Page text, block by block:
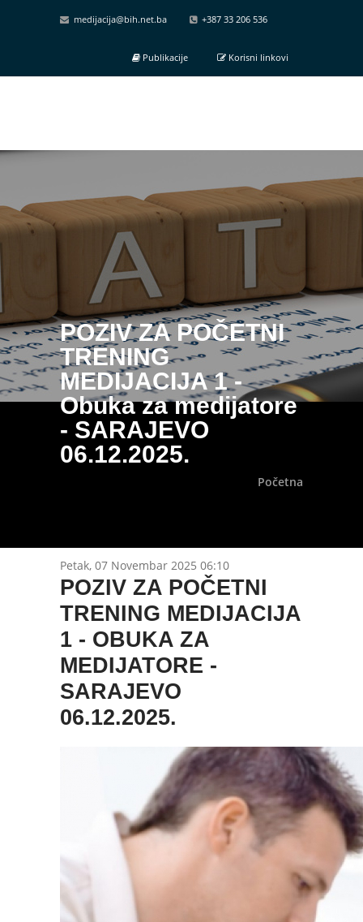
medijacija@bih.net.ba +387 33 206 536
Korisni linkovi
Publikacije
POZIV ZA POČETNI
TRENING
MEDIJACIJA 1 -
Obuka za medijatore
- SARAJEVO
06.12.2025.
Početna
Petak, 07 Novembar 2025 06:10
POZIV ZA POČETNI
TRENING MEDIJACIJA
1 - OBUKA ZA
MEDIJATORE -
SARAJEVO
06.12.2025.